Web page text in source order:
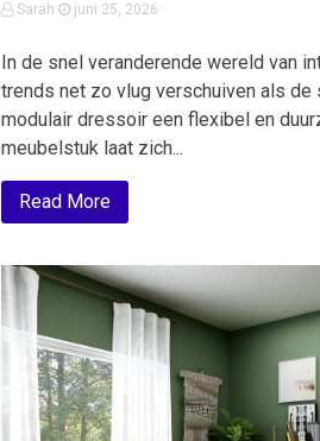
Sarah juni 25, 2026
In de snel veranderende wereld van
trends net zo vlug verschuiven als de
modulair dressoir een flexibel en
meubelstuk laat zich...
Read More